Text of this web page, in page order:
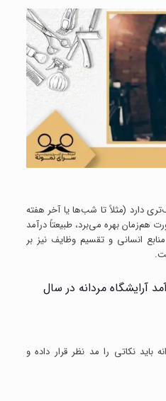
دارد (مثلاً تا شب‌ها یا آخر هفته
هم‌زمان بهره می‌برد، طبیعتاً درآمد
انسانی و تقسیم وظایف نیز بر
آرایشگاه مردانه در سال
باید نکاتی را مد نظر قرار داده و